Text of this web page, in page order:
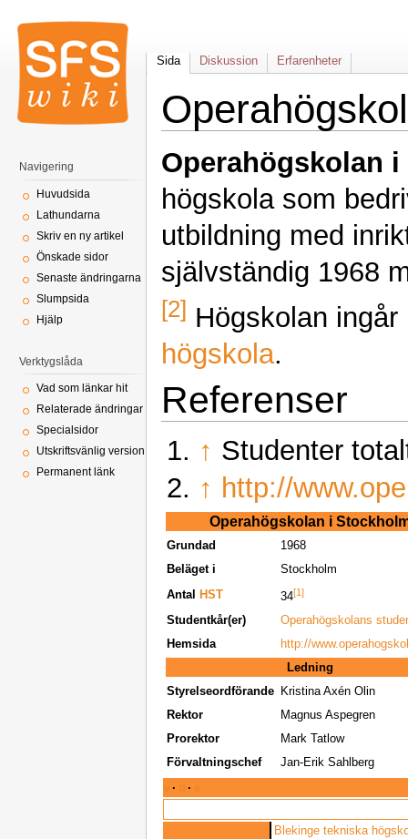
Operahögskolan
högskola som
utbildning med
självständig 1968
[2] Högskolan
högskola.
Referenser
↑ Studenter
↑ http://
Operahögskolan i
Grundad
1968
Beläget i
Stockholm
Antal HST 34[1]
Studentkår(er)
Operahögskolans
Hemsida
http://
Ledning
Styrelseordförande Kristina Axén Olin
Rektor
Magnus Aspegren
Prorektor
Mark Tatlow
Förvaltningschef
Jan-Erik Sahlberg
· ·
Blekinge tekniska
Sida Diskussion Erfarenheter
Navigering
Huvudsida
Lathundarna
Skriv en ny artikel
Önskade sidor
Senaste ändringarna
Slumpsida
Hjälp
Verktygslåda
Vad som länkar hit
Relaterade ändringar
Specialsidor
Utskriftsvänlig version
Permanent länk